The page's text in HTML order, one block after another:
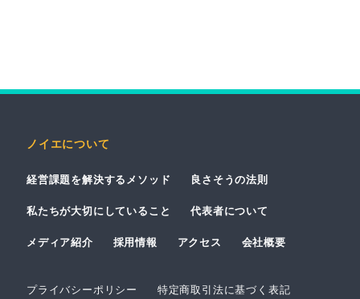
ノイエについて
経営課題を解決するメソッド 良さそうの法則
私たちが大切にしていること 代表者について
メディア紹介 採用情報 アクセス 会社概要
プライバシーポリシー 特定商取引法に基づく表記